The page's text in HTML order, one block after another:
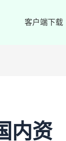
客户端下载
内资